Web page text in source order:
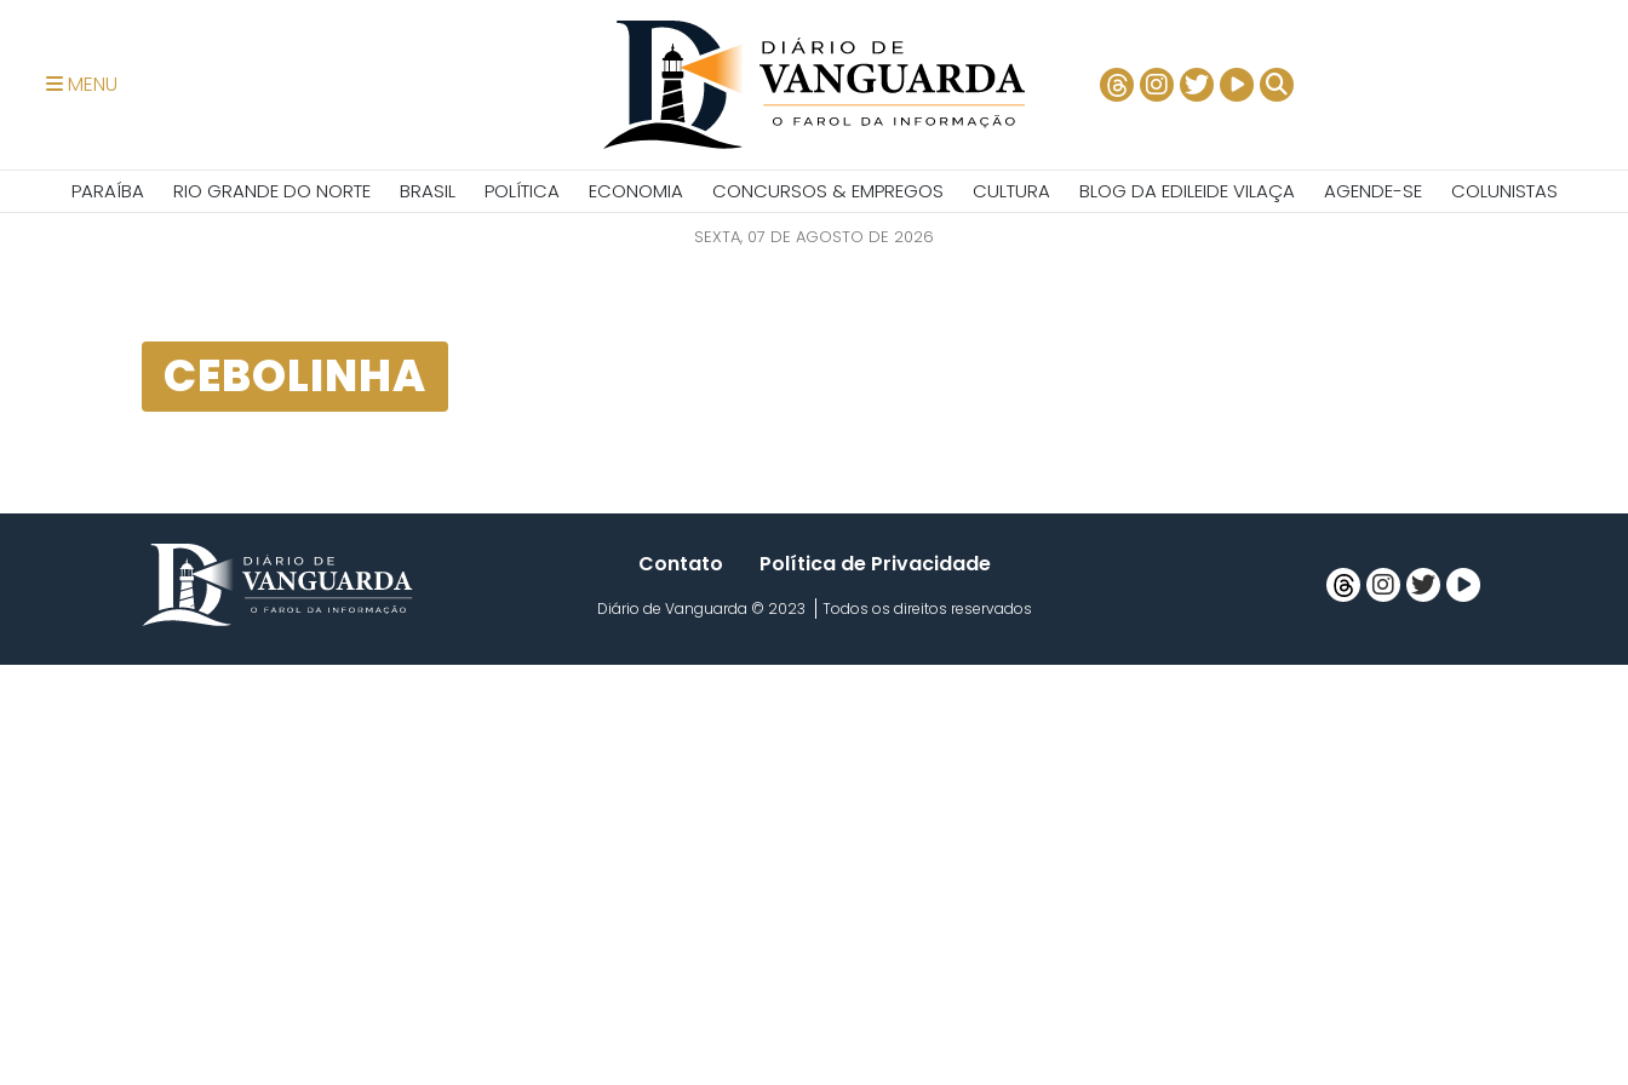
MENU
PARAÍBA RIO GRANDE DO NORTE BRASIL POLÍTICA ECONOMIA CONCURSOS & EMPREGOS CULTURA BLOG DA EDILEIDE VILAÇA AGENDE-SE COLUNISTAS
SEXTA, 07 DE AGOSTO DE 2026
CEBOLINHA
Contato Política de Privacidade
Diário de Vanguarda © 2023 Todos os direitos reservados